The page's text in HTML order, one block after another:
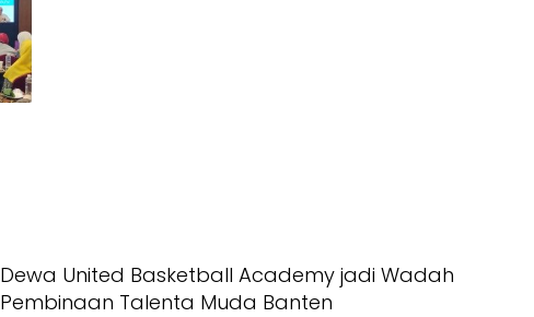
Dewa United Basketball Academy jadi Wadah
Pembinaan Talenta Muda Banten